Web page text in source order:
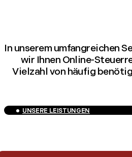
In unserem umfangreichen
wir Ihnen Online-
Vielzahl von häufig
UNSERE LEISTUNGEN